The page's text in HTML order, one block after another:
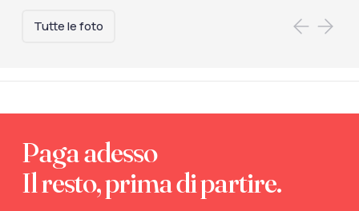
Tutte le foto
Paga adesso
Il resto, prima di partire.